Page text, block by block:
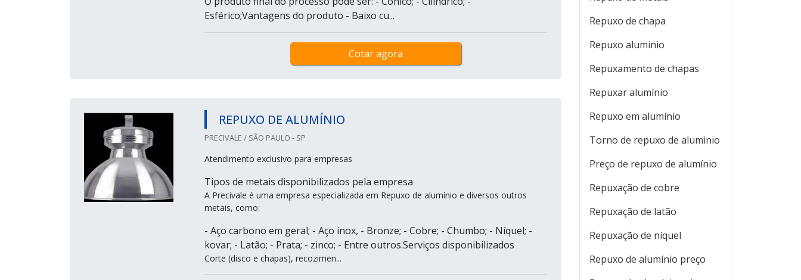
Esférico;Vantagens do produto - Baixo cu...
Cotar agora
REPUXO DE ALUMÍNIO
PRECIVALE / SÃO PAULO - SP
Atendimento exclusivo para empresas
Tipos de metais disponibilizados pela empresa
A Precivale é uma empresa especializada em Repuxo de alumínio e diversos outros
metais, como:
- Aço carbono em geral; - Aço inox, - Bronze; - Cobre; - Chumbo; - Níquel; -
kovar; - Latão; - Prata; - zinco; - Entre outros.Serviços disponibilizados
Corte (disco e chapas), recozimen...
Repuxo de chapa
Repuxo aluminio
Repuxamento de chapas
Repuxar alumínio
Repuxo em alumínio
Torno de repuxo de aluminio
Preço de repuxo de alumínio
Repuxação de cobre
Repuxação de latão
Repuxação de níquel
Repuxo de alumínio preço